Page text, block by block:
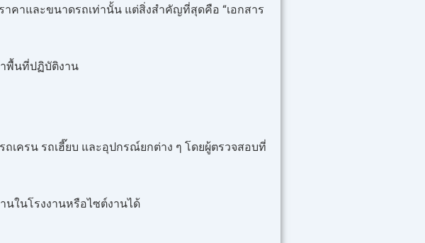
าคาและขนาดรถเท่านั้น แต่สิ่งสำคัญที่สุดคือ “เอกสาร
าพื้นที่ปฏิบัติงาน
เครน รถเฮี๊ยบ และอุปกรณ์ยกต่าง ๆ โดยผู้ตรวจสอบที่
ในโรงงานหรือไซต์งานได้